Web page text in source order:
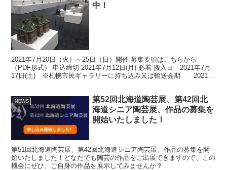
中！
2021年7月20日（火）～25日（日）開催 募集要項はこちらから
（PDF形式） 申込締切 2021年7月12日(月) 必着 搬入日 2021年7月
17日(土) ※札幌市民ギャラリーに持ち込み又は輸送会期 2021年
NEWS
第52回北海道陶芸展、第42回北
海道シニア陶芸展、作品の募集を
開始いたしました！
第51回北海道陶芸展、第42回北海道シニア陶芸展、作品の募集を開
始いたしました！どなたでも陶芸の作品をご出展できますので、この
機会にぜひ、ご自身の作品を展示してみませんか？